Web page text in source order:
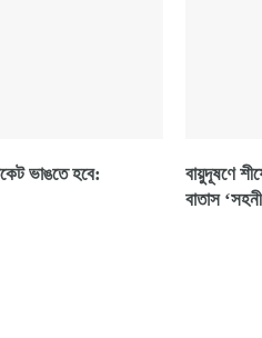
ভাঙতে হবে:
বায়ুদূষণে
বাতাস